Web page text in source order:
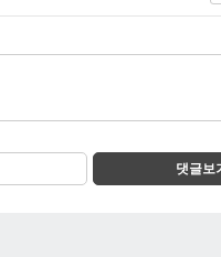
댓글보